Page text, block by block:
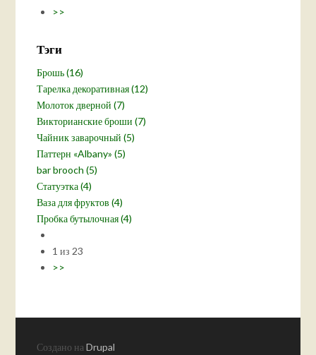
>>
Тэги
Брошь (16)
Тарелка декоративная (12)
Молоток дверной (7)
Викторианские броши (7)
Чайник заварочный (5)
Паттерн «Albany» (5)
bar brooch (5)
Статуэтка (4)
Ваза для фруктов (4)
Пробка бутылочная (4)
1 из 23
>>
Создано наDrupal